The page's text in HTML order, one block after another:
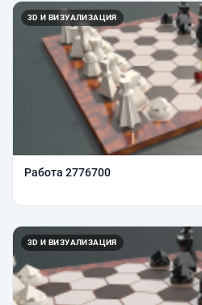
3D И ВИЗУАЛИЗАЦИЯ
Работа 2776700
3D И ВИЗУАЛИЗАЦИЯ